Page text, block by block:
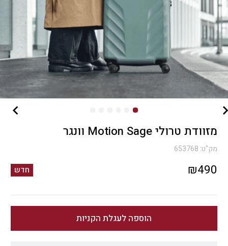
מזוודת טרולי Motion Sage וונגר
מק"ט: 653768
₪490 חדש
הוספה לעגלת הקניות